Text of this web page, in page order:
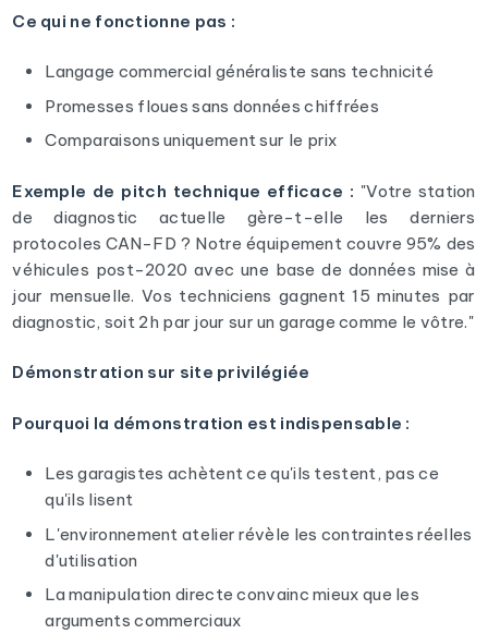
Ce qui ne fonctionne pas :
Langage commercial généraliste sans technicité
Promesses floues sans données chiffrées
Comparaisons uniquement sur le prix
Exemple de pitch technique efficace : "Votre station
de diagnostic actuelle gère-t-elle les derniers
protocoles CAN-FD ? Notre équipement couvre 95% des
véhicules post-2020 avec une base de données mise à
jour mensuelle. Vos techniciens gagnent 15 minutes par
diagnostic, soit 2h par jour sur un garage comme le vôtre."
Démonstration sur site privilégiée
Pourquoi la démonstration est indispensable :
Les garagistes achètent ce qu'ils testent, pas ce
qu'ils lisent
L'environnement atelier révèle les contraintes réelles
d'utilisation
La manipulation directe convainc mieux que les
arguments commerciaux